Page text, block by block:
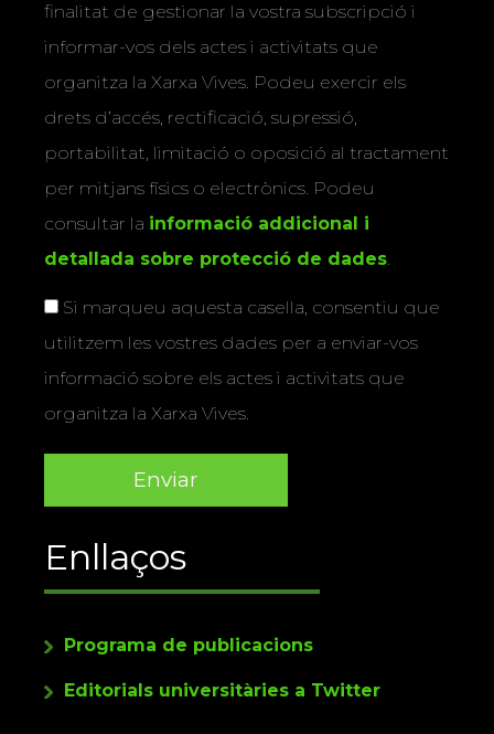
finalitat de gestionar la vostra subscripció i
informar-vos dels actes i activitats que
organitza la Xarxa Vives. Podeu exercir els
drets d’accés, rectificació, supressió,
portabilitat, limitació o oposició al tractament
per mitjans físics o electrònics. Podeu
consultar la informació addicional i
detallada sobre protecció de dades.
Si marqueu aquesta casella, consentiu que
utilitzem les vostres dades per a enviar-vos
informació sobre els actes i activitats que
organitza la Xarxa Vives.
Enllaços
Programa de publicacions
Editorials universitàries a Twitter